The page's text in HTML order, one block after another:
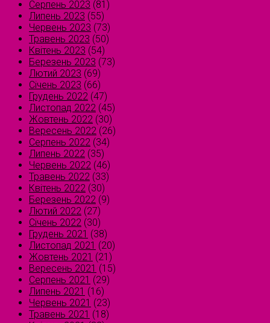
Серпень 2023 (81)
Липень 2023 (55)
Червень 2023 (73)
Травень 2023 (50)
Квітень 2023 (54)
Березень 2023 (73)
Лютий 2023 (69)
Січень 2023 (66)
Грудень 2022 (47)
Листопад 2022 (45)
Жовтень 2022 (30)
Вересень 2022 (26)
Серпень 2022 (34)
Липень 2022 (35)
Червень 2022 (46)
Травень 2022 (33)
Квітень 2022 (30)
Березень 2022 (9)
Лютий 2022 (27)
Січень 2022 (30)
Грудень 2021 (38)
Листопад 2021 (20)
Жовтень 2021 (21)
Вересень 2021 (15)
Серпень 2021 (29)
Липень 2021 (16)
Червень 2021 (23)
Травень 2021 (18)